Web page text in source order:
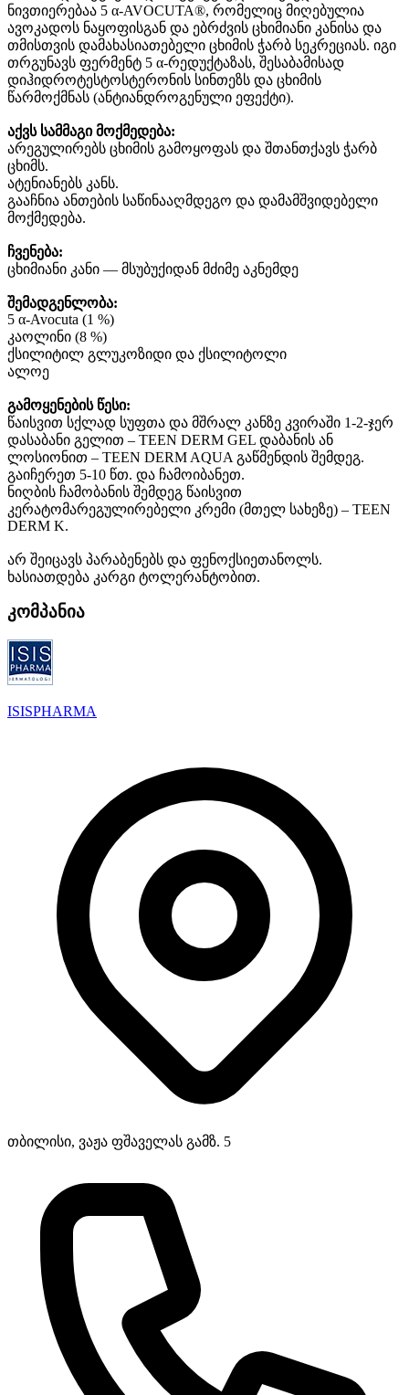
ნივთიერებაა 5 α-AVOCUTA®, რომელიც მიღებულია
ავოკადოს ნაყოფისგან და ებრძვის ცხიმიანი კანისა და
თმისთვის დამახასიათებელი ცხიმის ჭარბ სეკრეციას. იგი
თრგუნავს ფერმენტ 5 α-რედუქტაზას, შესაბამისად
დიჰიდროტესტოსტერონის სინთეზს და ცხიმის
წარმოქმნას (ანტიანდროგენული ეფექტი).
აქვს სამმაგი მოქმედება:
არეგულირებს ცხიმის გამოყოფას და შთანთქავს ჭარბ
ცხიმს.
ატენიანებს კანს.
გააჩნია ანთების საწინააღმდეგო და დამამშვიდებელი
მოქმედება.
ჩვენება:
ცხიმიანი კანი — მსუბუქიდან მძიმე აკნემდე
შემადგენლობა:
5 α-Avocuta (1 %)
კაოლინი (8 %)
ქსილიტილ გლუკოზიდი და ქსილიტოლი
ალოე
გამოყენების წესი:
წაისვით სქლად სუფთა და მშრალ კანზე კვირაში 1-2-ჯერ
დასაბანი გელით – TEEN DERM GEL დაბანის ან
ლოსიონით – TEEN DERM AQUA გაწმენდის შემდეგ.
გაიჩერეთ 5-10 წთ. და ჩამოიბანეთ.
ნიღბის ჩამობანის შემდეგ წაისვით
კერატომარეგულირებელი კრემი (მთელ სახეზე) – TEEN
DERM K.
არ შეიცავს პარაბენებს და ფენოქსიეთანოლს.
ხასიათდება კარგი ტოლერანტობით.
კომპანია
ISISPHARMA
თბილისი, ვაჟა ფშაველას გამზ. 5